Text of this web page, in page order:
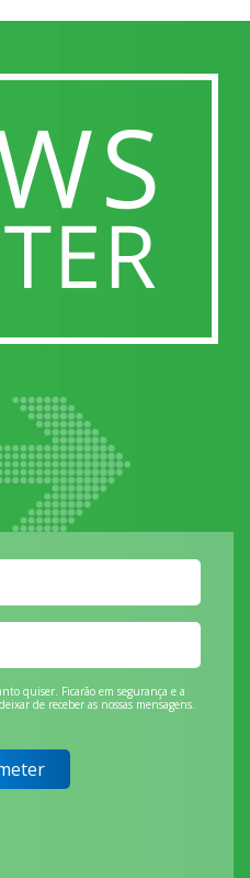
quiser. Ficarão em segurança e a
de receber as nossas mensagens.